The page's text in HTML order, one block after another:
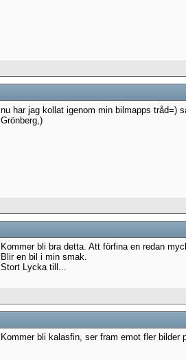
nu har jag kollat igenom min bilmapps tråd=)
Grönberg,)
Kommer bli bra detta. Att förfina en redan
Blir en bil i min smak.
Stort Lycka till...
Kommer bli kalasfin, ser fram emot fler bilder